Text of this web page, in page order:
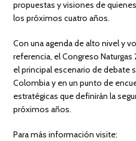
propuestas y visiones de
los próximos cuatro años.
Con una agenda de alto nivel y
referencia, el Congreso
el principal escenario de debate
Colombia y en un punto de
estratégicas que definirán la
próximos años.
Para más información visite: